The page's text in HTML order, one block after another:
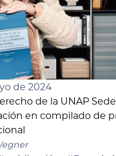
de 2024
de la UNAP
en compilado de